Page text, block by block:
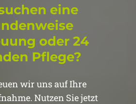
eine
oder 24
Pflege?
wir uns auf Ihre
Nutzen Sie jetzt